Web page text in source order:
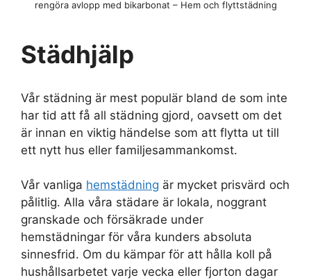
Städhjälp
Vår städning är mest populär bland de som inte
har tid att få all städning gjord, oavsett om det
är innan en viktig händelse som att flytta ut till
ett nytt hus eller familjesammankomst.
Vår vanliga hemstädning är mycket prisvärd och
pålitlig. Alla våra städare är lokala, noggrant
granskade och försäkrade under
hemstädningar för våra kunders absoluta
sinnesfrid. Om du kämpar för att hålla koll på
hushållsarbetet varje vecka eller fjorton dagar
rengöra avlopp med bikarbonat – Hem och flyttstädning